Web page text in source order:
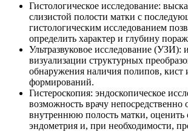
Гистологическое исследование:
слизистой полости матки с
гистологическим исследованием
определить характер и глубину
Ультразвуковое исследование (УЗИ):
визуализации структурных
обнаружения наличия полипов, кист
формирований.
Гистероскопия: эндоскопическое
возможность врачу непосредственно
внутреннюю полость матки, оценить
эндометрия и, при необходимости,